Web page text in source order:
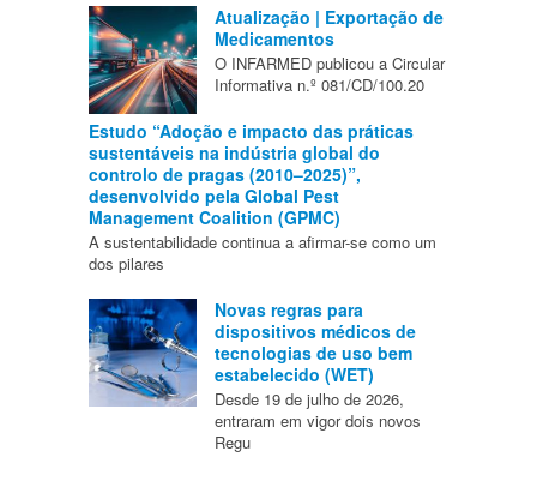
Atualização | Exportação de
Medicamentos
O INFARMED publicou a Circular
Informativa n.º 081/CD/100.20
Estudo “Adoção e impacto das práticas
sustentáveis na indústria global do
controlo de pragas (2010–2025)”,
desenvolvido pela Global Pest
Management Coalition (GPMC)
A sustentabilidade continua a afirmar-se como um
dos pilares
Novas regras para
dispositivos médicos de
tecnologias de uso bem
estabelecido (WET)
Desde 19 de julho de 2026,
entraram em vigor dois novos
Regu